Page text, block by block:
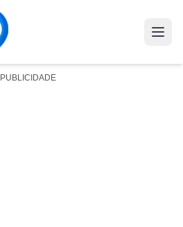
PUBLICIDADE